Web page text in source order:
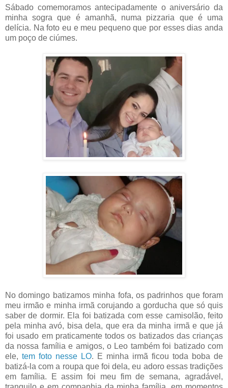
Sábado comemoramos antecipadamente o aniversário da
minha sogra que é amanhã, numa pizzaria que é uma
delícia. Na foto eu e meu pequeno que por esses dias anda
um poço de ciúmes.
No domingo batizamos minha fofa, os padrinhos que foram
meu irmão e minha irmã corujando a gorducha que só quis
saber de dormir. Ela foi batizada com esse camisolão, feito
pela minha avó, bisa dela, que era da minha irmã e que já
foi usado em praticamente todos os batizados das crianças
da nossa família e amigos, o Leo também foi batizado com
ele, tem foto nesse LO. E minha irmã ficou toda boba de
batizá-la com a roupa que foi dela, eu adoro essas tradições
em família. E assim foi meu fim de semana, agradável,